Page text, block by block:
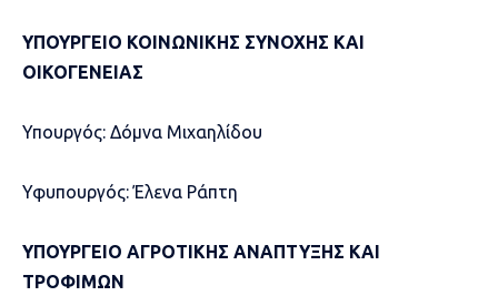
ΥΠΟΥΡΓΕΙΟ ΚΟΙΝΩΝΙΚΗΣ ΣΥΝΟΧΗΣ ΚΑΙ
ΟΙΚΟΓΕΝΕΙΑΣ
Υπουργός: Δόμνα Μιχαηλίδου
Υφυπουργός: Έλενα Ράπτη
ΥΠΟΥΡΓΕΙΟ ΑΓΡΟΤΙΚΗΣ ΑΝΑΠΤΥΞΗΣ ΚΑΙ
ΤΡΟΦΙΜΩΝ